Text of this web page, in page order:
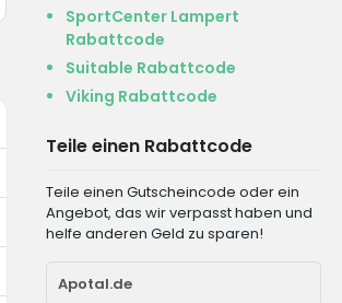
SportCenter Lampert
Rabattcode
Suitable Rabattcode
Viking Rabattcode
Teile einen Rabattcode
Teile einen Gutscheincode oder ein
Angebot, das wir verpasst haben und
helfe anderen Geld zu sparen!